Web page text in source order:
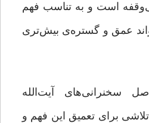
است و به‌ تناسب فهم
عمق و گستره‌ی بیش‌تری
سخنرانی‌های آیت‌الله
برای تعمیق این فهم و